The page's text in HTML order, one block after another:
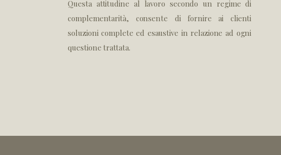
Questa attitudine al lavoro secondo un regime di
complementarità, consente di fornire ai clienti
soluzioni complete ed esaustive in relazione ad ogni
questione trattata.